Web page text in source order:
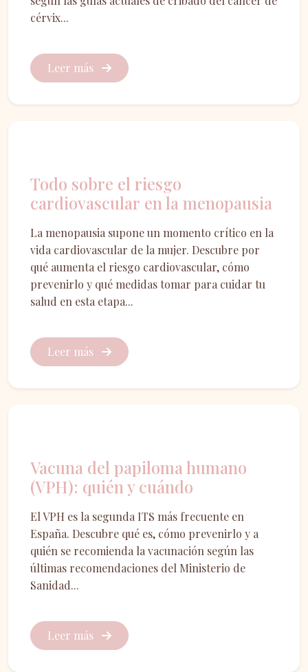
cérvix...
Leer más
Todo sobre el riesgo
cardiovascular en la menopausia
La menopausia supone un momento crítico en la
vida cardiovascular de la mujer. Descubre por
qué aumenta el riesgo cardiovascular, cómo
prevenirlo y qué medidas tomar para cuidar tu
salud en esta etapa...
Leer más
Vacuna del papiloma humano
(VPH): quién y cuándo
El VPH es la segunda ITS más frecuente en
España. Descubre qué es, cómo prevenirlo y a
quién se recomienda la vacunación según las
últimas recomendaciones del Ministerio de
Sanidad...
Leer más